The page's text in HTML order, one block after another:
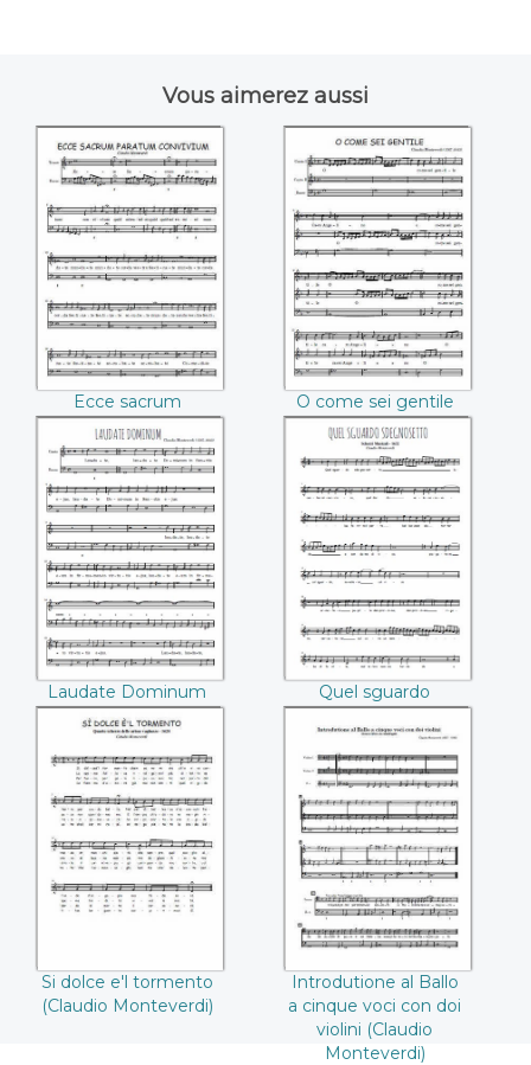
Vous aimerez aussi
Ecce sacrum
paratum convivium
((Claudio
Monteverdi))
Ecce sacrum
paratum convivium
(Claudio Monteverdi)
O come sei gentile
((Claudio
Monteverdi))
O come sei gentile
(Claudio Monteverdi)
Laudate Dominum
((Claudio
Monteverdi))
Laudate Dominum
(Claudio Monteverdi)
Quel sguardo
sdegnosetto
((Claudio
Monteverdi))
Quel sguardo
sdegnosetto (Claudio
Monteverdi)
Si dolce e'l
tormento ((Claudio
Monteverdi))
Si dolce e'l tormento
(Claudio Monteverdi)
Introdutione al
Ballo a cinque voci
con doi violini
((Claudio
Monteverdi))
Introdutione al Ballo
a cinque voci con doi
violini (Claudio
Monteverdi)